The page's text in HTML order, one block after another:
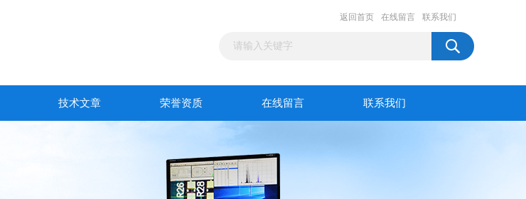
返回首页 在线留言 联系我们
技术文章 荣誉资质 在线留言 联系我们